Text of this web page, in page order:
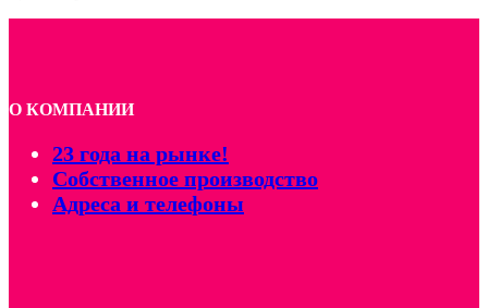
О КОМПАНИИ
23 года на рынке!
Собственное производство
Адреса и телефоны